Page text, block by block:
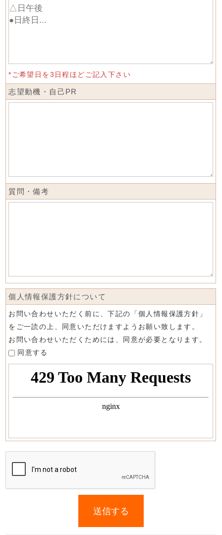
*ご希望日を3日程ほどご記入下さい
志望動機・自己PR
質問・備考
個人情報保護方針について
お問い合わせいただく前に、下記の「個人情報保護方針」
をご一読の上、同意いただけますようお願い致します。
お問い合わせいただくためには、同意が必要となります。
同意する
送信する